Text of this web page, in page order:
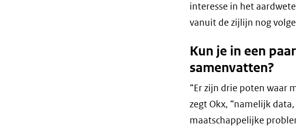
interesse in het
vanuit de zijlijn nog
Kun je in een
samenvatten?
“Er zijn drie poten waar
zegt Okx, “namelijk
maatschappelijke